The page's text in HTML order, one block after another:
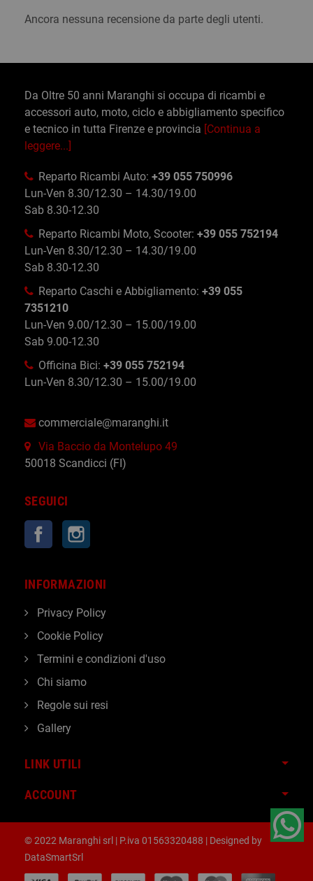
Ancora nessuna recensione da parte degli utenti.
Da Oltre 50 anni Maranghi si occupa di ricambi e
accessori auto, moto, ciclo e abbigliamento specifico
e tecnico in tutta Firenze e provincia [Continua a
leggere...]
Reparto Ricambi Auto: +39 055 750996
Lun-Ven 8.30/12.30 – 14.30/19.00
Sab 8.30-12.30
Reparto Ricambi Moto, Scooter: +39 055 752194
Lun-Ven 8.30/12.30 – 14.30/19.00
Sab 8.30-12.30
Reparto Caschi e Abbigliamento: +39 055
7351210
Lun-Ven 9.00/12.30 – 15.00/19.00
Sab 9.00-12.30
Officina Bici: +39 055 752194
Lun-Ven 8.30/12.30 – 15.00/19.00
commerciale@maranghi.it
Via Baccio da Montelupo 49
50018 Scandicci (FI)
SEGUICI
Facebook
LINK UTILI
ACCOUNT
INFORMAZIONI
Privacy Policy
Cookie Policy
Termini e condizioni d'uso
Chi siamo
Regole sui resi
Gallery
© 2022 Maranghi srl | P.iva 01563320488 | Designed by
DataSmartSrl